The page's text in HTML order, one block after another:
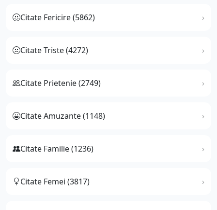
Citate Fericire (5862)
Citate Triste (4272)
Citate Prietenie (2749)
Citate Amuzante (1148)
Citate Familie (1236)
Citate Femei (3817)